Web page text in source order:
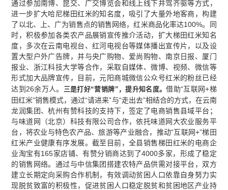
通过参加南博、昆交、广交博览会和线上线下并驾齐驱等方式，
进一步扩大哈尼梯田红米的知名度，吸引了大量外地客商，构建
了以北、上、广为销售点的销售网络，红米商品化率达100%。同
时，积极参加各类农产品展销宣传推介活动，扩大梯田红米知名
度，多次在云南电视台、红河电视台等媒体播出宣传片，以及设
置大型户外广告牌，并与央广购物、爱尚购物、南京日报、厦门
报业、浙江科技大学等合作，采取自媒体、微博、视频、微信等
形式加大品牌宣传，目前，元阳商城微信公众号红米的粉丝已经
达到26余万人。
三是打好“营销牌”，提升知名度。借助“互联网+梯
田红米”销售模式，通过“请进来”与“走出去”相结合的方式，在云南
龙润集团、杭州有赞科技的支持下，签定了电商销售县域平台；
与味道网（北京）科技有限公司合作，依托味道网大农业服务平
台，将农业与特色农产品、旅游等产业融合，推动“互联网+”梯田
红米产业健康有序发展。截至目前，全县销售梯田红米的电商企
业淘宝有165家店铺、有赞分销商达到了4000多家，形成了稳定
的销售网络。通过与中信集团搭建农特产品供需对接平台，双方
建立长期定向采购合作机制，有效调动贫困人口依靠自身努力实
现脱贫致富的积极性，促进贫困人口稳定脱贫和贫困地区产业持